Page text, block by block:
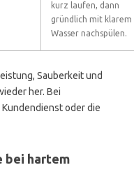
kurz laufen, dann
gründlich mit klarem
Wasser nachspülen.
Sauberkeit und
her. Bei
oder die
bei hartem